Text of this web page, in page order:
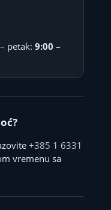
petak: 9:00 –
+385 1 6331
vremenu sa